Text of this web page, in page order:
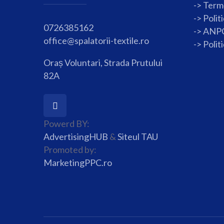
0726385162
office@spalatorii-textile.ro
Oraș Voluntari, Strada Prutului
82A
->
->
->
->
Powerd BY:
AdvertisingHUB &Siteul TAU
Promoted by:
MarketingPPC.ro